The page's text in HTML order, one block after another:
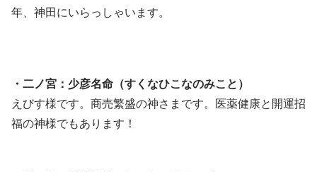
年、神田にいらっしゃいます。
・二ノ宮：少彦名命（すくなひこなのみこと）
えびす様です。商売繁盛の神さまです。医薬健康と開運招
福の神様でもあります！